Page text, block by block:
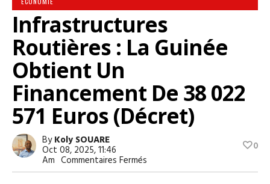
Infrastructures
Routières : La Guinée
Obtient Un
Financement De 38 022
571 Euros (décret)
ByKoly SOUARE
Oct 08, 2025, 11:46
Am Commentaires Fermés
Infrastructures
0